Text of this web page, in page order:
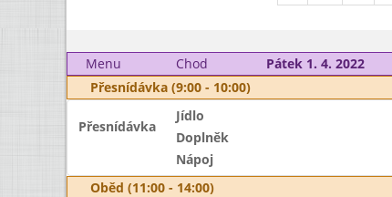
Menu
Chod Pátek 1. 4. 2022
Přesnídávka (9:00 - 10:00)
Přesnídávka
Jídlo
Doplněk
Nápoj
Oběd (11:00 - 14:00)